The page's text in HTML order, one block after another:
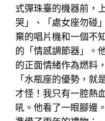
式彈珠臺的機器前，
哭」、「處女座勿碰
棄的唱片機和一個不
的「情感調節器」。
的正面情緒作為燃料
「水瓶座的優勢，
才怪！我只有一腔熱
吼。他看了一眼腳邊